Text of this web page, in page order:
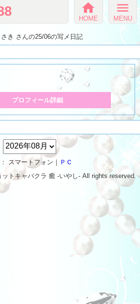
home
HOME
menu
MENU
さき さんの25/06の写メ日記
プロフィール詳細
スマートフォン｜ ＰＣ
トキャバクラ 癒 -いやし‐ All rights reserved.